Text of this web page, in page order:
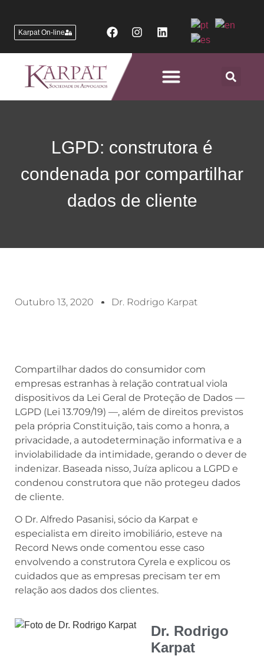
Karpat On-line
LGPD: construtora é
condenada por compartilhar
dados de cliente
Outubro 13, 2020 Dr. Rodrigo Karpat
Compartilhar dados do consumidor com
empresas estranhas à relação contratual viola
dispositivos da Lei Geral de Proteção de Dados —
LGPD (Lei 13.709/19) —, além de direitos previstos
pela própria Constituição, tais como a honra, a
privacidade, a autodeterminação informativa e a
inviolabilidade da intimidade, gerando o dever de
indenizar. Baseada nisso, Juíza aplicou a LGPD e
condenou construtora que não protegeu dados
de cliente.
O Dr. Alfredo Pasanisi, sócio da Karpat e
especialista em direito imobiliário, esteve na
Record News onde comentou esse caso
envolvendo a construtora Cyrela e explicou os
cuidados que as empresas precisam ter em
relação aos dados dos clientes.
Dr. Rodrigo
Karpat